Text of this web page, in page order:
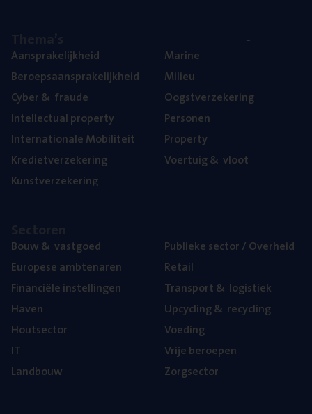
Aan­spra­ke­lijk­heid
Beroeps­aan­spra­ke­lijk­heid
Cyber& fraude
Intel­lec­tu­al property
Inter­na­ti­o­na­le Mobiliteit
Kre­diet­ver­ze­ke­ring
Kunst­ver­ze­ke­ring
Mari­ne
Mili­eu
Oogst­ver­ze­ke­ring
Per­so­nen
Pro­per­ty
Voer­tuig& vloot
Bouw& vastgoed
Euro­pe­se ambtenaren
Finan­ci­ë­le instellingen
Haven
Hout­sec­tor
IT
Land­bouw
Publie­ke sec­tor / Overheid
Retail
Trans­port& logistiek
Upcy­cling& recycling
Voe­ding
Vrije beroe­pen
Zorg­sec­tor